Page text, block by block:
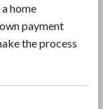
home
payment
the process